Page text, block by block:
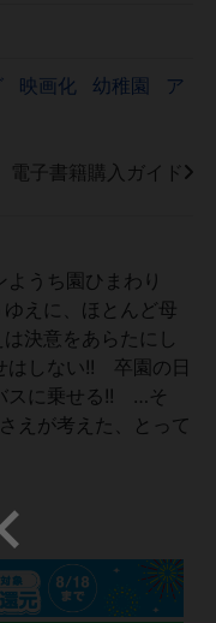
映画化 幼稚園
ア
電子書籍購入ガイド
うち園ひまわり
えに、ほとんど母
決意をあらたにし
はしない!! 卒園の日
スに乗せる!! …そ
えが考えた、とって